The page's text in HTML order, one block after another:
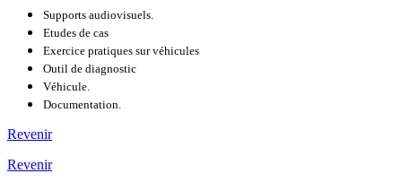
Supports audiovisuels.
Etudes de cas
Exercice pratiques sur véhicules
Outil de diagnostic
Véhicule.
Documentation.
Revenir
Revenir